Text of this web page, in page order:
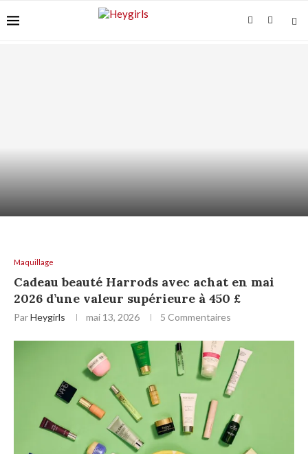
Maquillage
Cadeau beauté Harrods avec achat en mai
2026 d’une valeur supérieure à 450 £
ParHeygirls mai 13, 2026 5 Commentaires